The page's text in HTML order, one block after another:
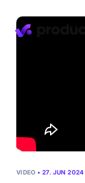
Preise
VIDEO • 27. JUN 2024